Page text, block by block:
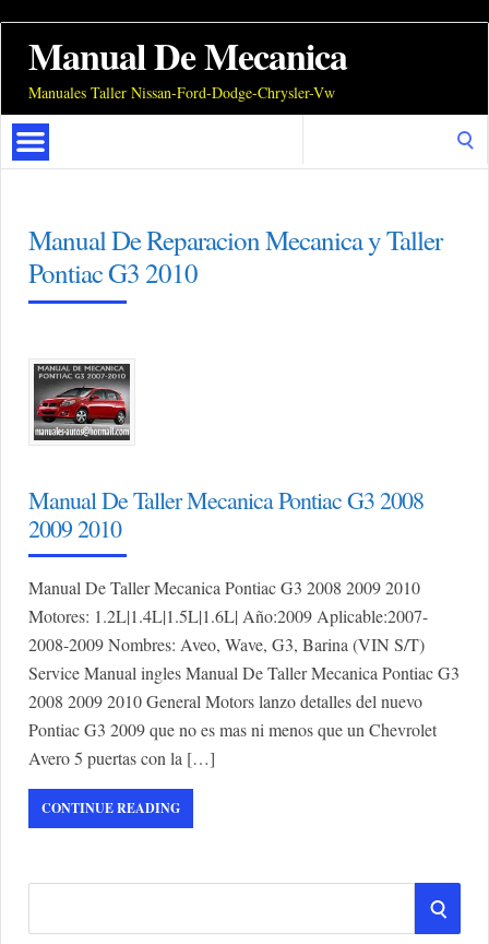
Manual De Mecanica
Manuales Taller Nissan-Ford-Dodge-Chrysler-Vw
Manual De Reparacion Mecanica y Taller
Pontiac G3 2010
Manual De Taller Mecanica Pontiac G3 2008
2009 2010
Manual De Taller Mecanica Pontiac G3 2008 2009 2010
Motores: 1.2L|1.4L|1.5L|1.6L| Año:2009 Aplicable:2007-
2008-2009 Nombres: Aveo, Wave, G3, Barina (VIN S/T)
Service Manual ingles Manual De Taller Mecanica Pontiac G3
2008 2009 2010 General Motors lanzo detalles del nuevo
Pontiac G3 2009 que no es mas ni menos que un Chevrolet
Avero 5 puertas con la […]
CONTINUE READING
S